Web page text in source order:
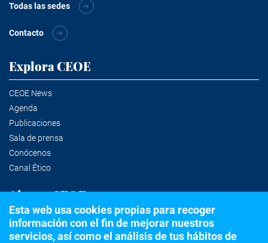
Todas las sedes
Contacto
Explora CEOE
CEOE News
Agenda
Publicaciones
Sala de prensa
Conócenos
Canal Ético
Alertas CEOE
Suscríbete a la newsletter
Esta web usa cookies propias para recoger
información con el fin de mejorar nuestros
servicios, así como el análisis de tus hábitos de